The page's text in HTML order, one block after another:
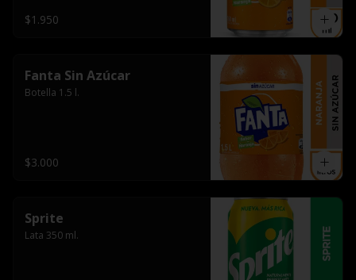
$1.950
Fanta Sin Azúcar
Botella 1.5 l.
$3.000
Sprite
Lata 350 ml.